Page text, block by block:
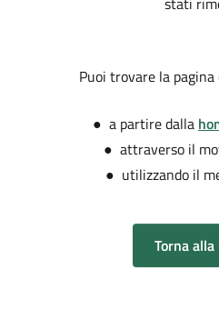
Puoi trovare la
● a partire dalla
● attraverso il
● utilizzando il
Torna